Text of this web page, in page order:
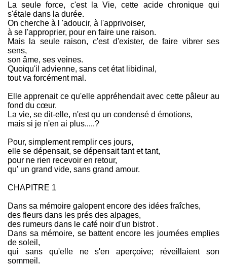
La seule force, c'est la Vie, cette acide chronique qui
s'étale dans la durée.
On cherche à l 'adoucir, à l'apprivoiser,
à se l'approprier, pour en faire une raison.
Mais la seule raison, c'est d'exister, de faire vibrer ses
sens,
son âme, ses veines.
Quoiqu'il advienne, sans cet état libidinal,
tout va forcément mal.
Elle apprenait ce qu'elle appréhendait avec cette pâleur au
fond du cœur.
La vie, se dit-elle, n'est qu un condensé d émotions,
mais si je n'en ai plus.....?
Pour, simplement remplir ces jours,
elle se dépensait, se dépensait tant et tant,
pour ne rien recevoir en retour,
qu' un grand vide, sans grand amour.
CHAPITRE 1
Dans sa mémoire galopent encore des idées fraîches,
des fleurs dans les prés des alpages,
des rumeurs dans le café noir d'un bistrot .
Dans sa mémoire, se battent encore les journées emplies
de soleil,
qui sans qu'elle ne s'en aperçoive; réveillaient son
sommeil.